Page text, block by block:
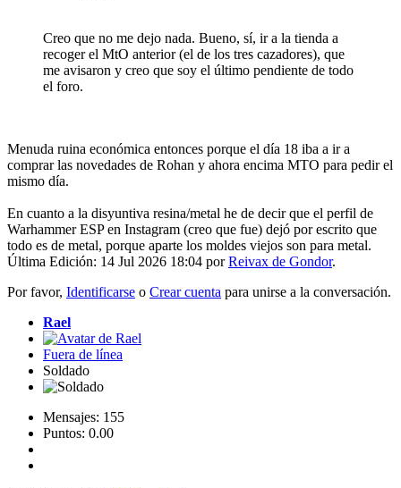
Creo que no me dejo nada. Bueno, sí, ir a la tienda a
recoger el MtO anterior (el de los tres cazadores), que
me avisaron y creo que soy el último pendiente de todo
el foro.
Menuda ruina económica entonces porque el día 18 iba a ir a
comprar las novedades de Rohan y ahora encima MTO para pedir el
mismo día.
En cuanto a la disyuntiva resina/metal he de decir que el perfil de
Warhammer ESP en Instagram (creo que fue) dejó por escrito que
todo es de metal, porque aparte los moldes viejos son para metal.
Última Edición: 14 Jul 2026 18:04 porReivax de Gondor.
Por favor, Identificarse o Crear cuenta para unirse a la conversación.
Rael
Fuera de línea
Soldado
Mensajes: 155
Puntos: 0.00